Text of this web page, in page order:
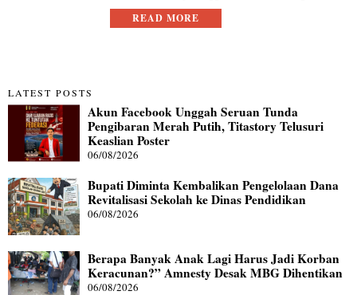
READ MORE
LATEST POSTS
Akun Facebook Unggah Seruan Tunda
Pengibaran Merah Putih, Titastory Telusuri
Keaslian Poster
06/08/2026
Bupati Diminta Kembalikan Pengelolaan Dana
Revitalisasi Sekolah ke Dinas Pendidikan
06/08/2026
Berapa Banyak Anak Lagi Harus Jadi Korban
Keracunan?” Amnesty Desak MBG Dihentikan
06/08/2026